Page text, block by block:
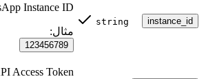
واتساب فئات جديدة في المستقبل.
أفضل ممارسة
: اجلب هذه القائمة مرة
التطبيق وقم بملء قائمة التصفية
instance_id
string
Instance ID
مثال:
123456789
Access Token